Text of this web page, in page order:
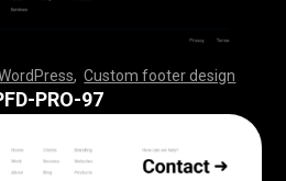
,Custom footer design
,,,,,,,,,,,, ,,,,,,,,,,,,,,,,,,,,,,,,
,,,,,,,,,,,, ,,,,,,,,,,,,,,,,,,,,,,,,
PRO-97